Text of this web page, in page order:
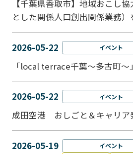
【千葉県香取市】地域おこし
とした関係人口創出関係業務）
2026-05-22 イベント
「local terrace千葉～多古町～
2026-05-22 イベント
成田空港 おしごと＆キャリア
2026-05-19 イベント